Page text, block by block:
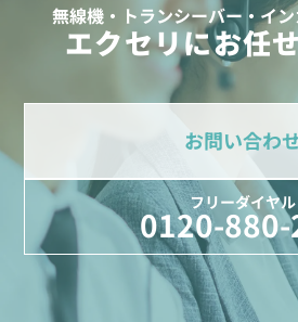
無線機・トランシーバー・イ
エクセリにお任
お問い合わ
フリーダイヤル
0120-